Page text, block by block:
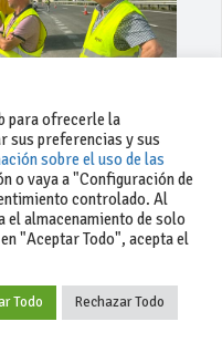
81 0 0
mejoras en la
para ofrecerle la
sus preferencias y sus
sobre el uso de las
o vaya a "Configuración de
controlado. Al
el almacenamiento de solo
"Aceptar Todo", acepta el
Todo Rechazar Todo